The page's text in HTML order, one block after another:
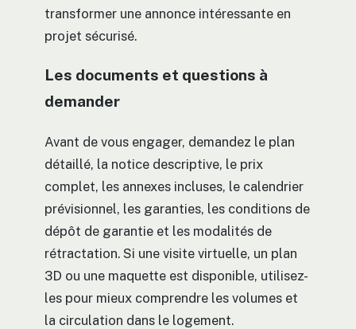
transformer une annonce intéressante en
projet sécurisé.
Les documents et questions à
demander
Avant de vous engager, demandez le plan
détaillé, la notice descriptive, le prix
complet, les annexes incluses, le calendrier
prévisionnel, les garanties, les conditions de
dépôt de garantie et les modalités de
rétractation. Si une visite virtuelle, un plan
3D ou une maquette est disponible, utilisez-
les pour mieux comprendre les volumes et
la circulation dans le logement.